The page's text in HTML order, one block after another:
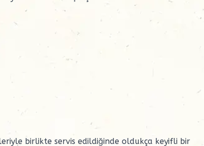
birlikte servis edildiğinde oldukça keyifli bir